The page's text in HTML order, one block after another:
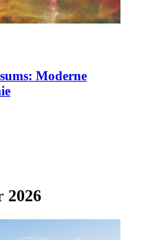
Moderne
2026